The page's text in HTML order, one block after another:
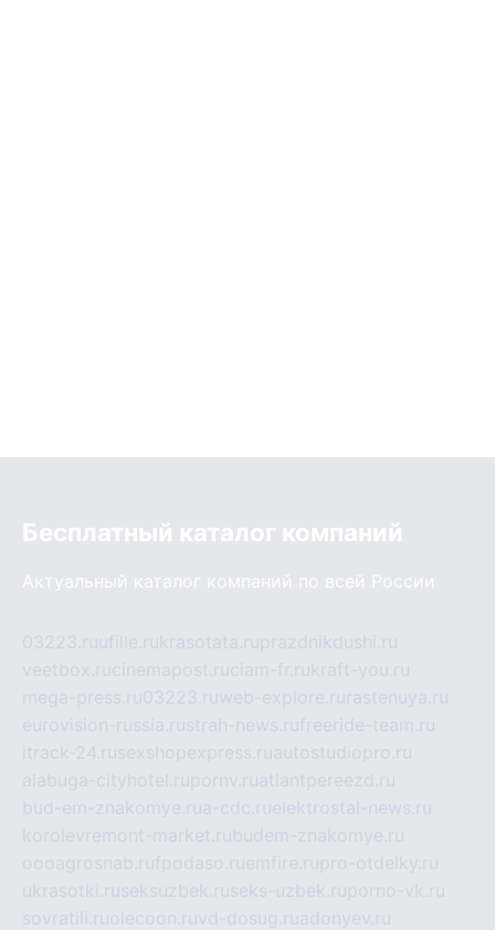
Бесплатный каталог компаний
Актуальный каталог компаний по всей России
03223.ruufille.rukrasotata.ruprazdnikdushi.ru
veetbox.rucinemapost.ruciam-fr.rukraft-you.ru
mega-press.ru03223.ruweb-explore.ru rastenuya.ru
eurovision-russia.rustrah-news.rufreeride-team.ru
itrack-24.rusexshopexpress.ruautostudiopro.ru
alabuga-cityhotel.rupornv.ruatlantpereezd.ru
bud-em-znakomye.rua-cdc.ruelektrostal-news.ru
korolevremont-market.rubudem-znakomye.ru
oooagrosnab.rufpodaso.ruemfire.rupro-otdelky.ru
ukrasotki.ruseksuzbek.ruseks-uzbek.ruporno-vk.ru
sovratili.ruolecoon.ruvd-dosug.ruadonyev.ru